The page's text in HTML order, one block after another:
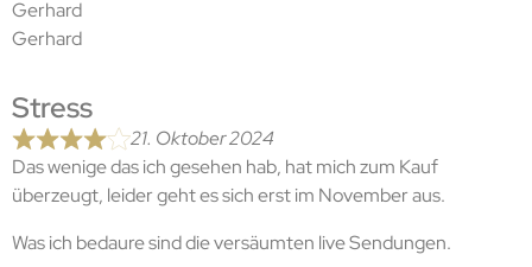
Gerhard
Gerhard
Stress
21. Oktober 2024
Das wenige das ich gesehen hab, hat mich zum Kauf
überzeugt, leider geht es sich erst im November aus.
Was ich bedaure sind die versäumten live Sendungen.